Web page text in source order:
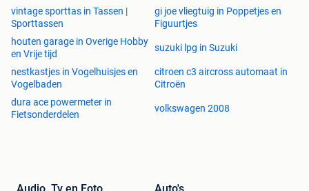
vintage sporttas in Tassen |
Sporttassen
gi joe vliegtuig in Poppetjes en
Figuurtjes
houten garage in Overige Hobby
en Vrije tijd
suzuki lpg in Suzuki
nestkastjes in Vogelhuisjes en
Vogelbaden
citroen c3 aircross automaat in
Citroën
dura ace powermeter in
Fietsonderdelen
volkswagen 2008